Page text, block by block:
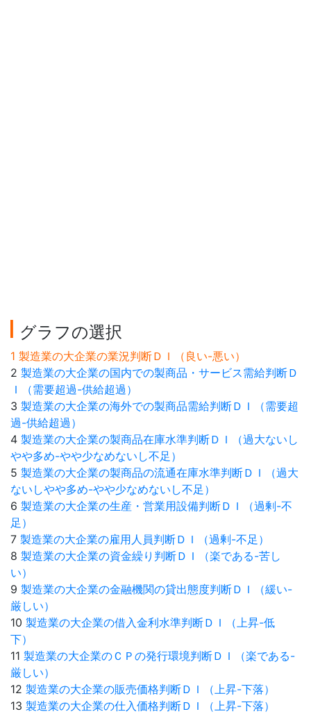
グラフの選択
1 製造業の大企業の業況判断ＤＩ（良い-悪い）
2 製造業の大企業の国内での製商品・サービス需給判断Ｄ
Ｉ（需要超過-供給超過）
3 製造業の大企業の海外での製商品需給判断ＤＩ（需要超
過-供給超過）
4 製造業の大企業の製商品在庫水準判断ＤＩ（過大ないし
やや多め-やや少なめないし不足）
5 製造業の大企業の製商品の流通在庫水準判断ＤＩ（過大
ないしやや多め-やや少なめないし不足）
6 製造業の大企業の生産・営業用設備判断ＤＩ（過剰-不
足）
7 製造業の大企業の雇用人員判断ＤＩ（過剰-不足）
8 製造業の大企業の資金繰り判断ＤＩ（楽である-苦し
い）
9 製造業の大企業の金融機関の貸出態度判断ＤＩ（緩い-
厳しい）
10 製造業の大企業の借入金利水準判断ＤＩ（上昇-低
下）
11 製造業の大企業のＣＰの発行環境判断ＤＩ（楽である-
厳しい）
12 製造業の大企業の販売価格判断ＤＩ（上昇-下落）
13 製造業の大企業の仕入価格判断ＤＩ（上昇-下落）